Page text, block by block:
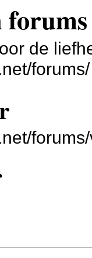
forums
de
forums/